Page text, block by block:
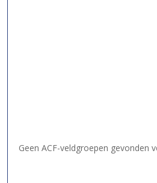
Geen ACF-veldgroepen gevonden